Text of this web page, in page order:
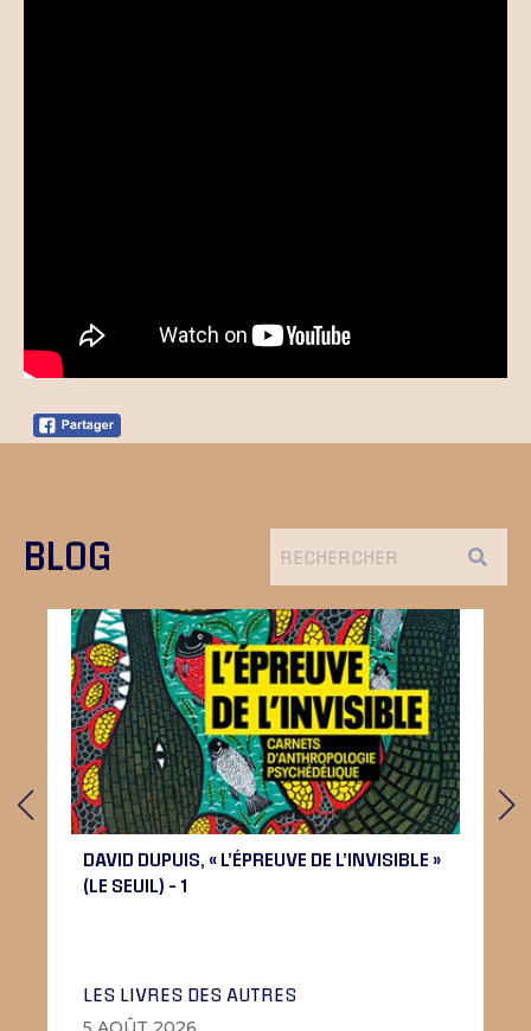
BLOG
DAVID DUPUIS, « L’ÉPREUVE DE L’INVISIBLE »
(LE SEUIL) – 1
LES LIVRES DES AUTRES